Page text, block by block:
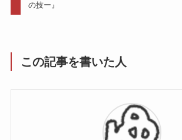
の技ー』
この記事を書いた人